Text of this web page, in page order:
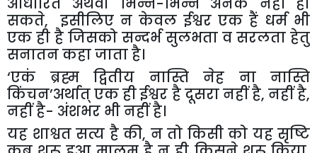
सकते,इसीलिए न केवल ईश्वर एक हैं धर्म भी
एक ही है जिसको सन्दर्भ सुलभता व सरलता हेतु
सनातनकहाजाताहै।
‘एकं ब्रह्म द्वितीय नास्ति नेह ना
नास्ति
किंचन’अर्थात्एकहीईश्वर हैदूसरानहींहै, नहींहै,
नहींहै- अंशभर भीनहींहै।
यह शाश्वत सत्य है की, न तो किसी को यह सृष्टि